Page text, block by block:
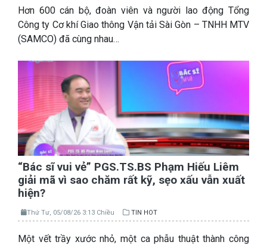
Hơn 600 cán bộ, đoàn viên và người lao động Tổng
Công ty Cơ khí Giao thông Vận tải Sài Gòn – TNHH MTV
(SAMCO) đã cùng nhau…
“Bác sĩ vui vẻ” PGS.TS.BS Phạm Hiếu Liêm
giải mã vì sao chăm rất kỹ, sẹo xấu vẫn xuất
hiện?
Thứ Tư, 05/08/26 3:13 Chiều TIN HOT
Một vết trầy xước nhỏ, một ca phẫu thuật thành công